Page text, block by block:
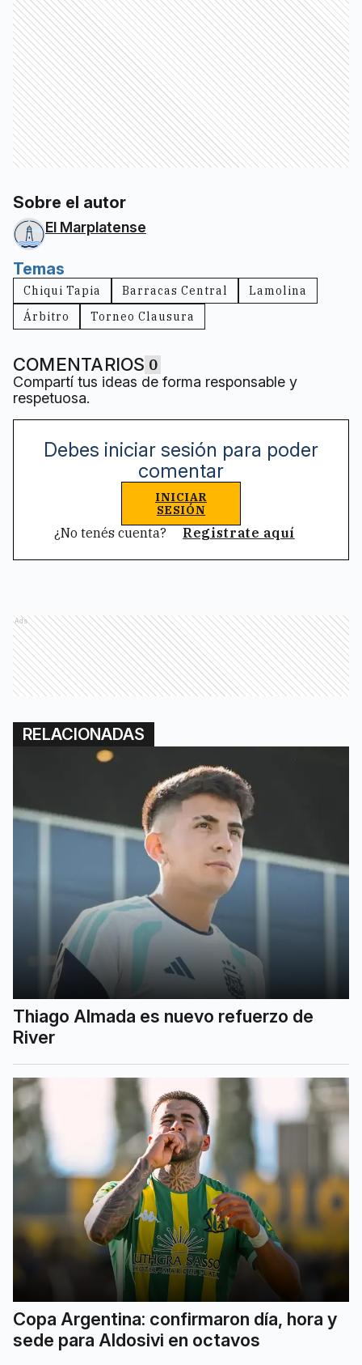
Sobre el autor
El Marplatense
Temas
Chiqui Tapia Barracas Central
Lamolina
Árbitro
Torneo Clausura
COMENTARIOS 0
Compartí tus ideas de forma responsable y
respetuosa.
Debes iniciar sesión para poder
comentar
INICIAR
SESIÓN
¿No tenés cuenta? Registrate aquí
Ads
RELACIONADAS
Thiago Almada es nuevo refuerzo de
River
Copa Argentina: confirmaron día, hora y
sede para Aldosivi en octavos